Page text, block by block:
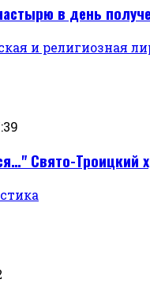
в день
и религиозная
Свято-Троицкий